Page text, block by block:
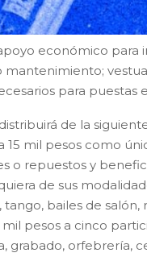
económico para
mantenimiento;
para
de la
15 mil pesos como
o repuestos y
de sus
tango, bailes de
pesos a cinco
grabado, orfebrería,